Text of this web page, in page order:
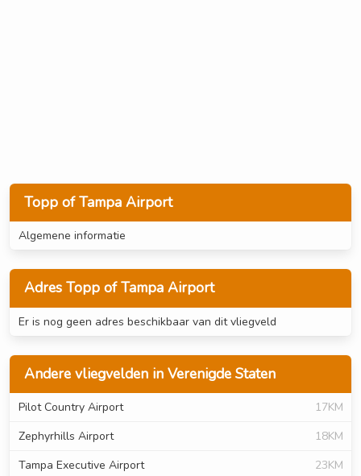
Topp of Tampa Airport
Algemene informatie
Adres Topp of Tampa Airport
Er is nog geen adres beschikbaar van dit vliegveld
Andere vliegvelden in Verenigde Staten
Pilot Country Airport
17KM
Zephyrhills Airport
18KM
Tampa Executive Airport
23KM